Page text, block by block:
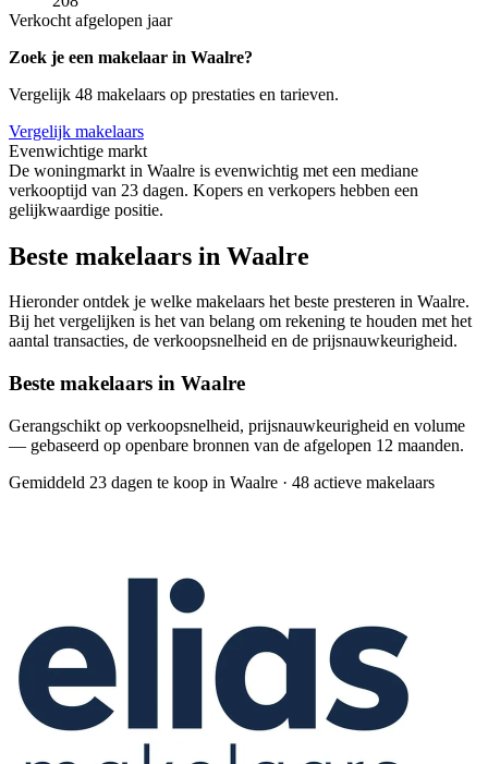
Verkocht afgelopen jaar
Zoek je een makelaar in Waalre?
Vergelijk 48 makelaars op prestaties en tarieven.
Vergelijk makelaars
Evenwichtige markt
De woningmarkt in Waalre is evenwichtig met een mediane
verkooptijd van 23 dagen. Kopers en verkopers hebben een
gelijkwaardige positie.
Beste makelaars in Waalre
Hieronder ontdek je welke makelaars het beste presteren in Waalre.
Bij het vergelijken is het van belang om rekening te houden met het
aantal transacties, de verkoopsnelheid en de prijsnauwkeurigheid.
Beste makelaars in Waalre
Gerangschikt op verkoopsnelheid, prijsnauwkeurigheid en volume
— gebaseerd op openbare bronnen van de afgelopen 12 maanden.
Gemiddeld 23 dagen te koop in Waalre · 48 actieve makelaars